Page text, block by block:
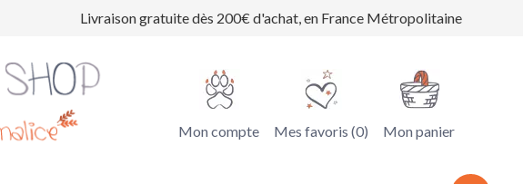
Livraison gratuite dès 200€ d'achat, en France Métropolitaine
Mon compte Mes favoris (0) Mon panier